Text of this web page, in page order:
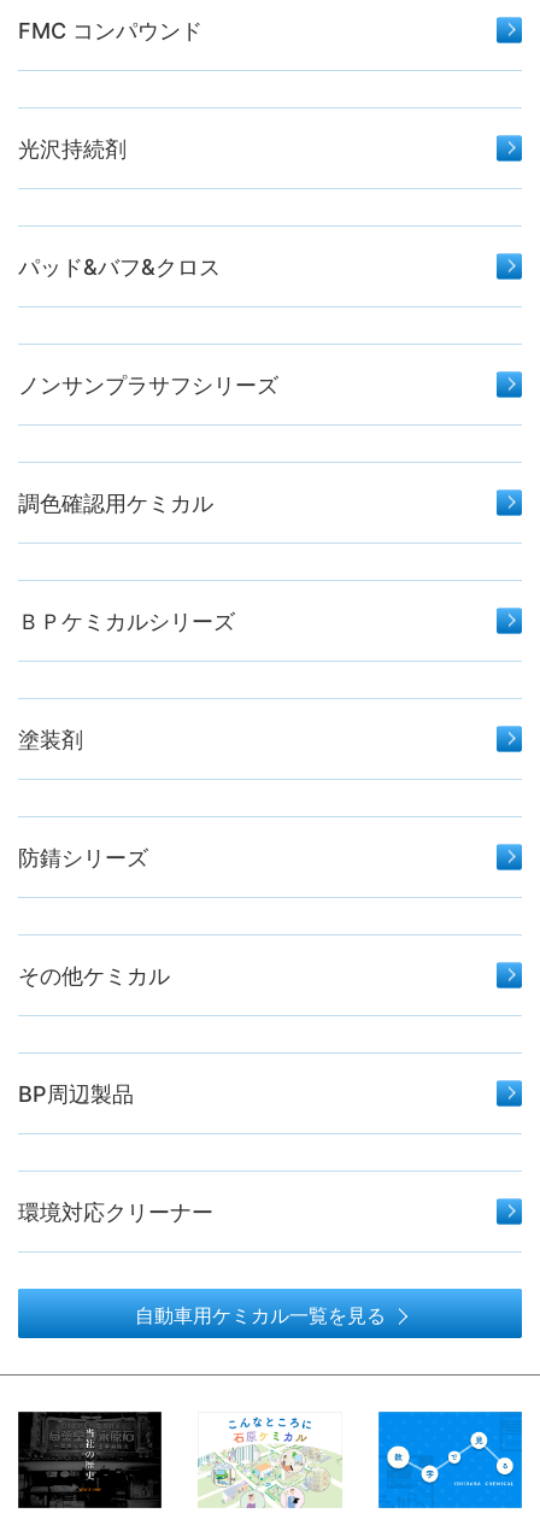
FMC コンパウンド
光沢持続剤
パッド&バフ&クロス
ノンサンプラサフシリーズ
調色確認用ケミカル
ＢＰケミカルシリーズ
塗装剤
防錆シリーズ
その他ケミカル
BP周辺製品
環境対応クリーナー
自動車用ケミカル一覧を見る